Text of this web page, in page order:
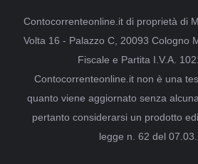
Contocorrenteonline.it di proprietà di
Volta 16 - Palazzo C, 20093 Cologno
Fiscale e Partita I.V.A.
Contocorrenteonline.it non è una
quanto viene aggiornato senza
pertanto considerarsi un prodotto
legge n. 62 del